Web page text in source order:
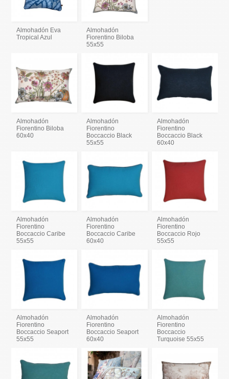
Almohadón Eva
Tropical Azul
Almohadón
Fiorentino Biloba
55x55
Almohadón
Fiorentino Biloba
60x40
Almohadón
Fiorentino
Boccaccio Black
55x55
Almohadón
Fiorentino
Boccaccio Black
60x40
Almohadón
Fiorentino
Boccaccio Caribe
55x55
Almohadón
Fiorentino
Boccaccio Caribe
60x40
Almohadón
Fiorentino
Boccaccio Rojo
55x55
Almohadón
Fiorentino
Boccaccio Seaport
55x55
Almohadón
Fiorentino
Boccaccio Seaport
60x40
Almohadón
Fiorentino
Boccaccio
Turquoise 55x55